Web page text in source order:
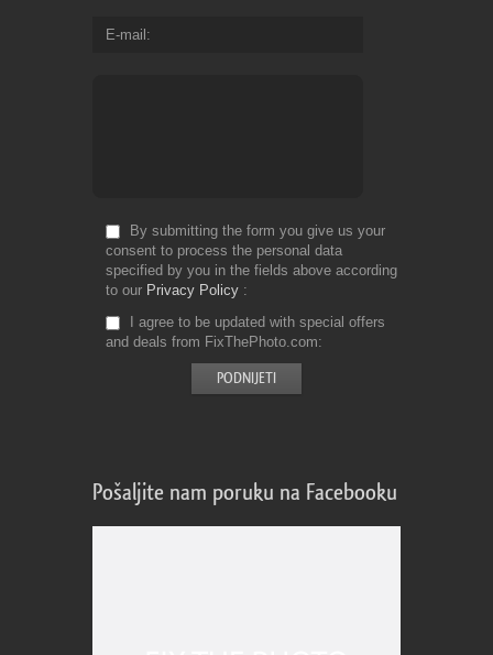
E-mail
By submitting the form you give us your
consent to process the personal data
specified by you in the fields above according
to our Privacy Policy
I agree to be updated with special offers
and deals from FixThePhoto.com
Pošaljite nam poruku na Facebooku